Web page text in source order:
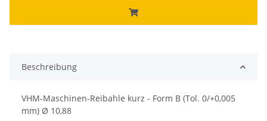
Beschreibung
VHM-Maschinen-Reibahle kurz - Form B (Tol. 0/+0,005
mm) Ø 10,88